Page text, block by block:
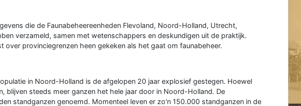
die de Faunabeheereenheden Flevoland, Noord-Holland, Utrecht,
verzameld, samen met wetenschappers en deskundigen uit de praktijk.
over provinciegrenzen heen gekeken als het gaat om faunabeheer.
in Noord-Holland is de afgelopen 20 jaar explosief gestegen. Hoewel
blijven steeds meer ganzen het hele jaar door in Noord-Holland. De
standganzen genoemd. Momenteel leven er zo'n 150.000 standganzen in de